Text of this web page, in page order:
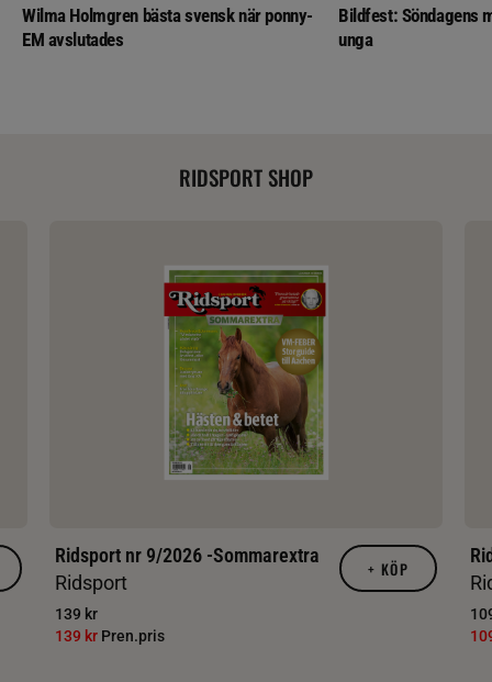
Wilma Holmgren bästa svensk när ponny-
EM avslutades
Bildfest: Söndagens
unga
RIDSPORT SHOP
Ridsport nr 9/2026 -Sommarextra
Ridsport
139 kr
139 kr Pren.pris
+ KÖP